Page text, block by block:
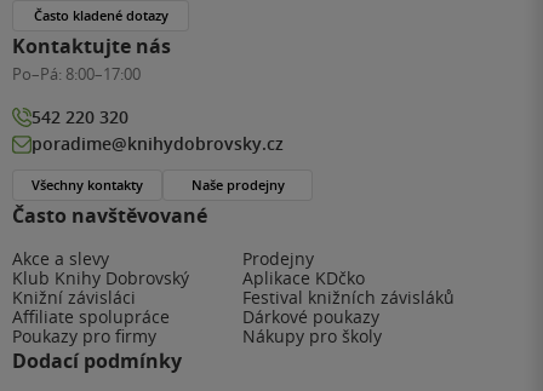
Často navštěvované
Akce a slevy
Prodejny
Klub Knihy Dobrovský
Aplikace KDčko
Knižní závisláci
Festival knižních závisláků
Affiliate spolupráce
Dárkové poukazy
Poukazy pro firmy
Nákupy pro školy
Dodací podmínky
Často kladené dotazy
Kontaktujte nás
Po–Pá: 8:00–17:00
542 220 320
poradime@knihydobrovsky.cz
Všechny kontakty Naše prodejny